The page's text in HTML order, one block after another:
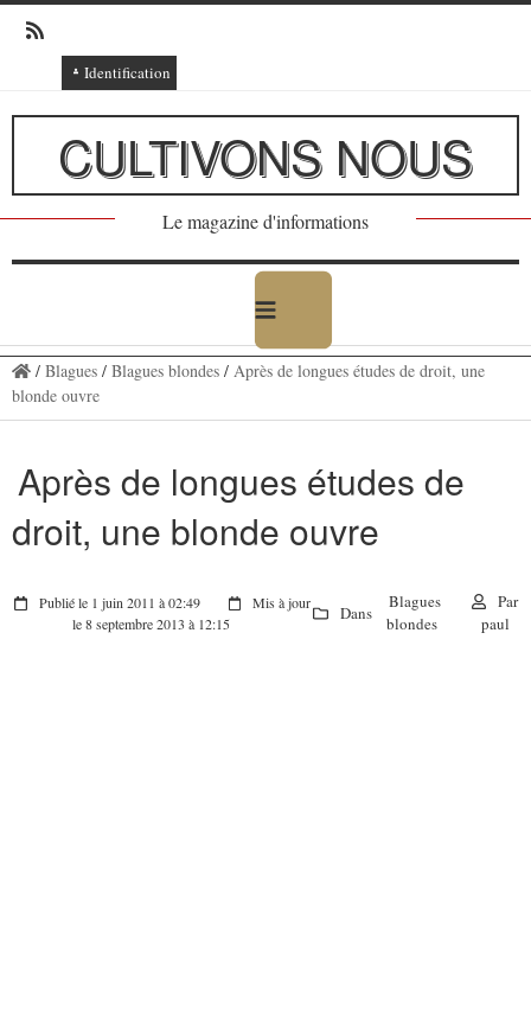
Identification
Connexion
Connexion via Facebook
Inscription
Ajout texte ou poème
CULTIVONS NOUS
Le magazine d'informations
/ Blagues/ Blagues blondes/ Après de longues études de droit, une
blonde ouvre
Après de longues études de
droit, une blonde ouvre
Publié le 1 juin 2011 à 02:49
Mis à jour
le 8 septembre 2013 à 12:15
Dans
Blagues
blondes
Par
paul